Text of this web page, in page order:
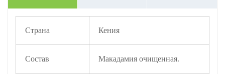
Страна Кения
Состав Макадамия очищенная.